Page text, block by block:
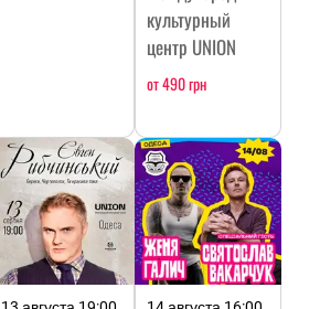
культурный
центр UNION
от 490 грн